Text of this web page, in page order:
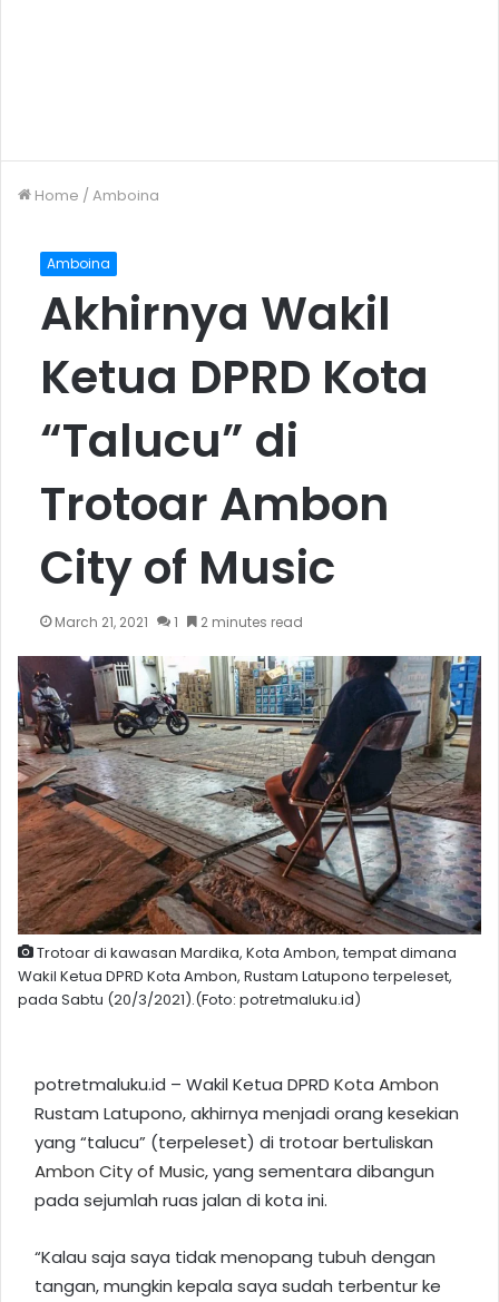
Home /Amboina
Amboina
Akhirnya Wakil
Ketua DPRD Kota
“Talucu” di
Trotoar Ambon
City of Music
March 21, 2021 1 2 minutes read
Trotoar di kawasan Mardika, Kota Ambon, tempat dimana
Wakil Ketua DPRD Kota Ambon, Rustam Latupono terpeleset,
pada Sabtu (20/3/2021).(Foto: potretmaluku.id)
potretmaluku.id – Wakil Ketua DPRD Kota Ambon
Rustam Latupono, akhirnya menjadi orang kesekian
yang “talucu” (terpeleset) di trotoar bertuliskan
Ambon City of Music, yang sementara dibangun
pada sejumlah ruas jalan di kota ini.
“Kalau saja saya tidak menopang tubuh dengan
tangan, mungkin kepala saya sudah terbentur ke